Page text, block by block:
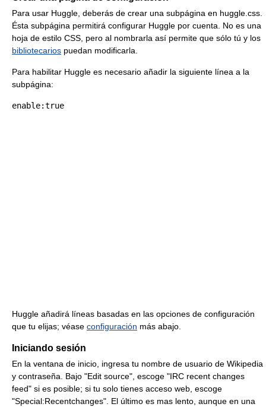
Para usar Huggle, deberás de crear una subpágina en huggle.css.
Ésta subpágina permitirá configurar Huggle por cuenta. No es una
hoja de estilo CSS, pero al nombrarla así permite que sólo tú y los
bibliotecarios puedan modificarla.
Para habilitar Huggle es necesario añadir la siguiente línea a la
subpágina:
enable:
Huggle añadirá líneas basadas en las opciones de configuración
que tu elijas; véase configuración más abajo.
Iniciando sesión
En la ventana de inicio, ingresa tu nombre de usuario de Wikipedia
y contraseña. Bajo "Edit source", escoge "IRC recent changes
feed" si es posible; si tu solo tienes acceso web, escoge
"Special:Recentchanges". El último es mas lento, aunque en una